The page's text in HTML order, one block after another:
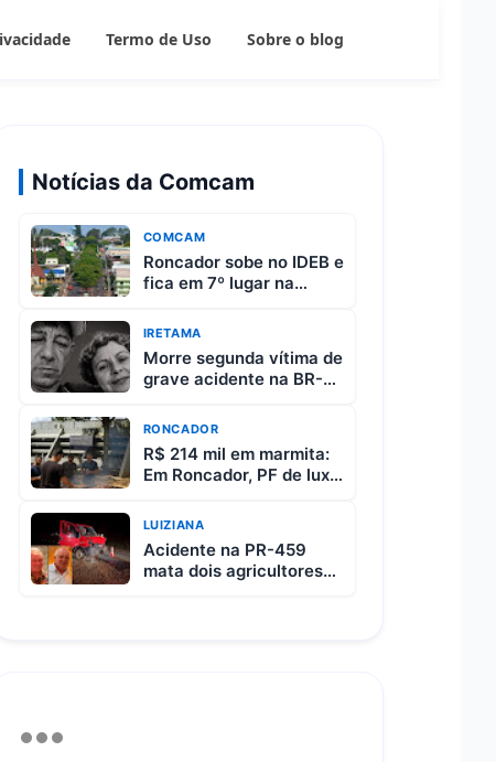
Termo de Uso Sobre o blog
Notícias da Comcam
COMCAM
Roncador sobe no IDEB e
fica em 7º lugar na
IRETAMA
Morre segunda vítima de
grave acidente na BR-
Luiziana
RONCADOR
R$ 214 mil em marmita:
Em Roncador, PF de luxo
3 carnes
LUIZIANA
Acidente na PR-459
mata dois agricultores